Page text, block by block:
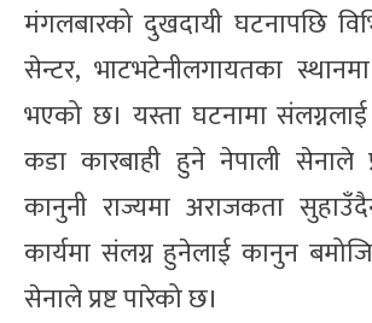
मंगलबारको दुखदायी घटनापछि
सेन्टर, भाटभटेनीलगायतका
भएको छ। यस्ता घटनामा
कडा कारबाही हुने नेपाली सेनाले
कानुनी राज्यमा अराजकता
कार्यमा संलग्न हुनेलाई कानुन
सेनाले प्रष्ट पारेको छ।